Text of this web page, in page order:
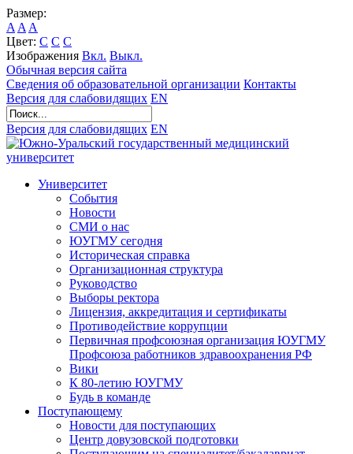
Размер:
A A A
Цвет: C C C
Изображения Вкл. Выкл.
Обычная версия сайта
Сведения об образовательной организации Контакты
Версия для слабовидящих EN
Версия для слабовидящих EN
Университет
События
Новости
СМИ о нас
ЮУГМУ сегодня
Историческая справка
Организационная структура
Руководство
Выборы ректора
Лицензия, аккредитация и сертификаты
Противодействие коррупции
Первичная профсоюзная организация ЮУГМУ
Профсоюза работников здравоохранения РФ
Вики
К 80-летию ЮУГМУ
Будь в команде
Поступающему
Новости для поступающих
Центр довузовской подготовки